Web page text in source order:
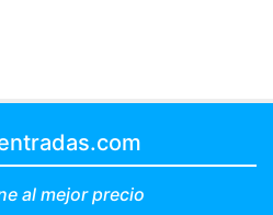
al mejor precio